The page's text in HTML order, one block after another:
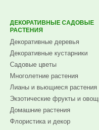
ДЕКОРАТИВНЫЕ САДОВЫЕ
РАСТЕНИЯ
Декоративные деревья
Декоративные кустарники
Садовые цветы
Многолетние растения
Лианы и вьющиеся растения
Экзотические фрукты и овощи
Домашние растения